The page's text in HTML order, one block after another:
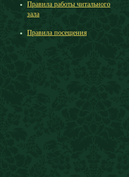
Правила работы читального
зала
Правила посещения